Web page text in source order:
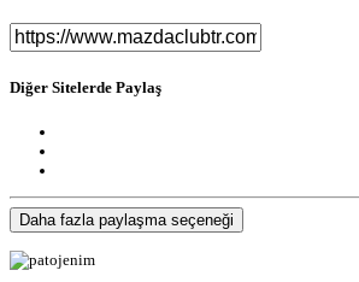
Diğer Sitelerde Paylaş
Daha fazla paylaşma seçeneği